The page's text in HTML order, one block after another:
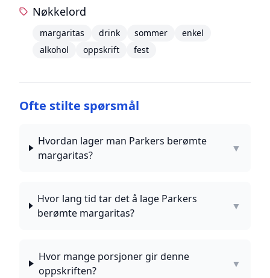
Nøkkelord
margaritas drink sommer
enkel
alkohol
oppskrift fest
Ofte stilte spørsmål
Hvordan lager man Parkers berømte
margaritas?
▼
Hvor lang tid tar det å lage Parkers
berømte margaritas?
▼
Hvor mange porsjoner gir denne
oppskriften?
▼